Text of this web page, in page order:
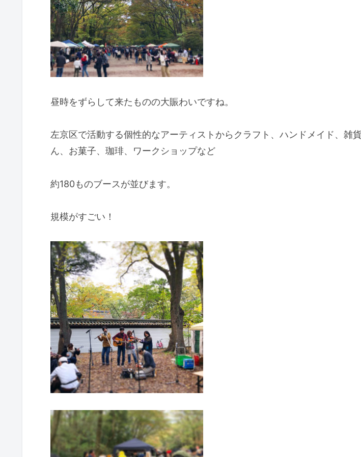
昼時をずらして来たものの大賑わいですね。
左京区で活動する個性的なアーティストからクラフト、ハンドメイド、雑
ん、お菓子、珈琲、ワークショップなど
約180ものブースが並びます。
規模がすごい！